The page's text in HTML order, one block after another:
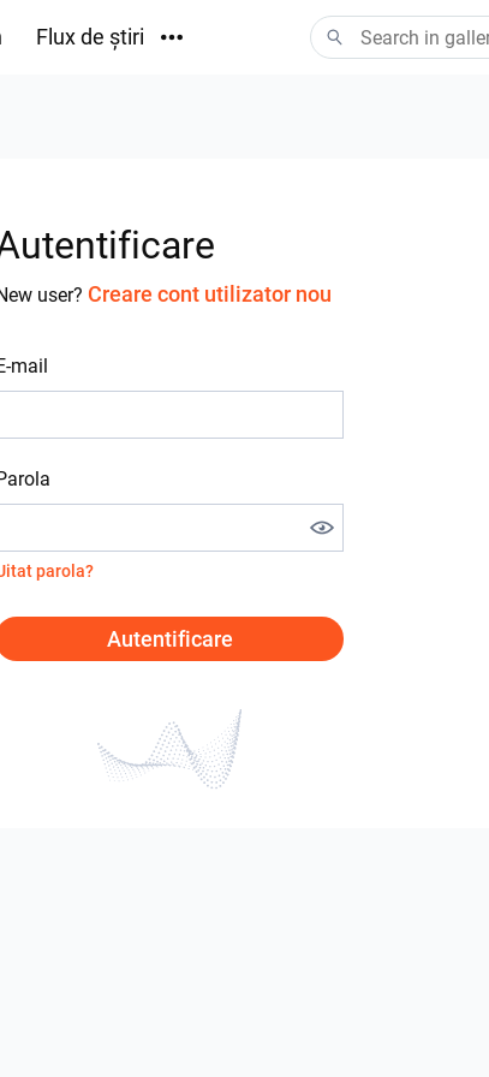
Flux de știri
user? Creare cont utilizator nou
mail
parola?
Autentificare